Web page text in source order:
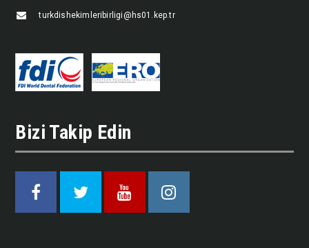
turkdishekimleribirligi@hs01.kep.tr
Bizi Takip Edin
Facebook Twitter Youtube Instagram